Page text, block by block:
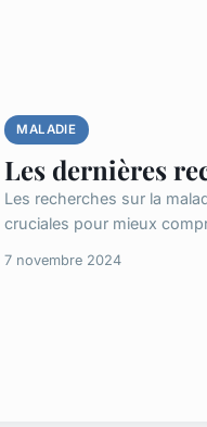
MALADIE
Les dernières
Les recherches sur la
cruciales pour mieux
7 novembre 2024